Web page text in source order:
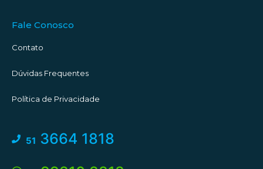
Fale Conosco
Contato
Dúvidas Frequentes
Política de Privacidade
51 3664 1818